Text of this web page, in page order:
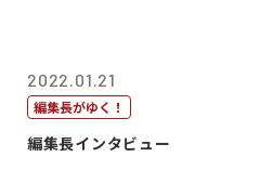
2022.01.21
編集長がゆく！
編集長インタビュー